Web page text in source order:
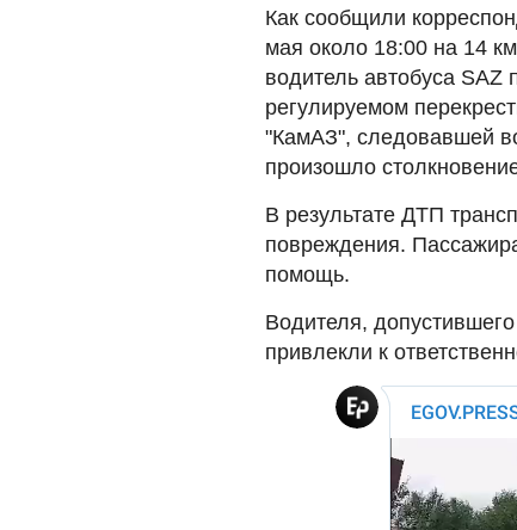
Как сообщили
мая около 18:00 на 14
водитель автобуса
регулируемом
"КамАЗ", следовавшей
произошло
В результате ДТП
повреждения.
помощь.
Водителя,
привлекли к